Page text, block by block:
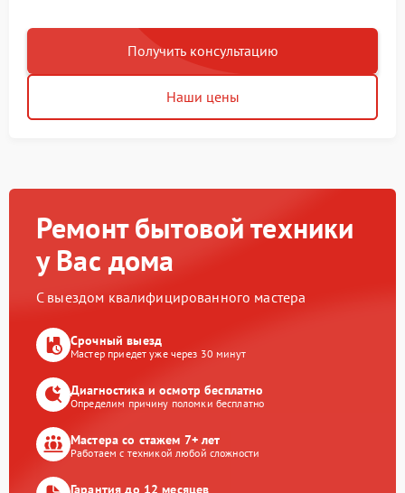
Получить консультацию
Наши цены
Ремонт бытовой техники
у Вас дома
С выездом квалифицированного мастера
Срочный выезд
Мастер приедет уже через 30 минут
Диагностика и осмотр бесплатно
Определим причину поломки бесплатно
Мастера со стажем 7+ лет
Работаем с техникой любой сложности
Гарантия до 12 месяцев